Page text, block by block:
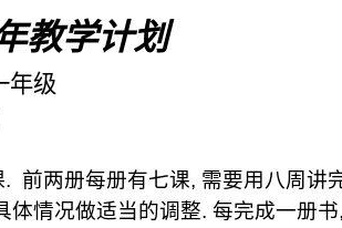
教学计划
年级
. 前两册每册有七课, 需要用八周讲
体情况做适当的调整. 每完成一册书,